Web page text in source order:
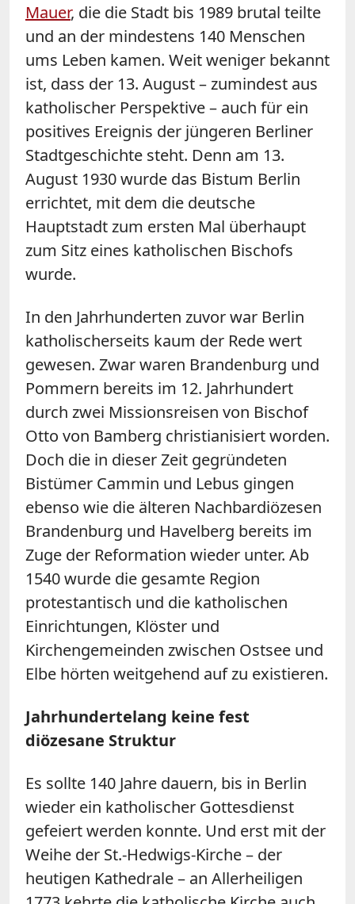
Mauer, die die Stadt bis 1989 brutal teilte
und an der mindestens 140 Menschen
ums Leben kamen. Weit weniger bekannt
ist, dass der 13. August – zumindest aus
katholischer Perspektive – auch für ein
positives Ereignis der jüngeren Berliner
Stadtgeschichte steht. Denn am 13.
August 1930 wurde das Bistum Berlin
errichtet, mit dem die deutsche
Hauptstadt zum ersten Mal überhaupt
zum Sitz eines katholischen Bischofs
wurde.
In den Jahrhunderten zuvor war Berlin
katholischerseits kaum der Rede wert
gewesen. Zwar waren Brandenburg und
Pommern bereits im 12. Jahrhundert
durch zwei Missionsreisen von Bischof
Otto von Bamberg christianisiert worden.
Doch die in dieser Zeit gegründeten
Bistümer Cammin und Lebus gingen
ebenso wie die älteren Nachbardiözesen
Brandenburg und Havelberg bereits im
Zuge der Reformation wieder unter. Ab
1540 wurde die gesamte Region
protestantisch und die katholischen
Einrichtungen, Klöster und
Kirchengemeinden zwischen Ostsee und
Elbe hörten weitgehend auf zu existieren.
Jahrhundertelang keine fest
diözesane Struktur
Es sollte 140 Jahre dauern, bis in Berlin
wieder ein katholischer Gottesdienst
gefeiert werden konnte. Und erst mit der
Weihe der St.-Hedwigs-Kirche – der
heutigen Kathedrale – an Allerheiligen